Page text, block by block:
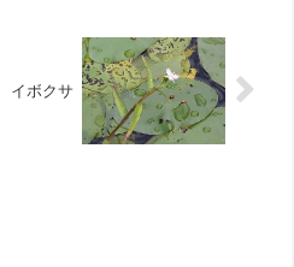
イボクサ